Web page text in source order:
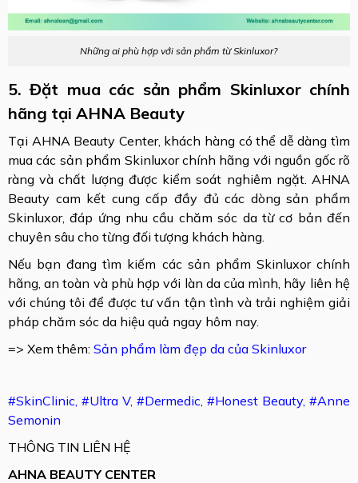
Những ai phù hợp với sản phẩm từ Skinluxor?
5. Đặt mua các sản phẩm Skinluxor chính
hãng tại AHNA Beauty
Tại AHNA Beauty Center, khách hàng có thể dễ dàng tìm
mua các sản phẩm Skinluxor chính hãng với nguồn gốc rõ
ràng và chất lượng được kiểm soát nghiêm ngặt. AHNA
Beauty cam kết cung cấp đầy đủ các dòng sản phẩm
Skinluxor, đáp ứng nhu cầu chăm sóc da từ cơ bản đến
chuyên sâu cho từng đối tượng khách hàng.
Nếu bạn đang tìm kiếm các sản phẩm Skinluxor chính
hãng, an toàn và phù hợp với làn da của mình, hãy liên hệ
với chúng tôi để được tư vấn tận tình và trải nghiệm giải
pháp chăm sóc da hiệu quả ngay hôm nay.
=> Xem thêm: Sản phẩm làm đẹp da của Skinluxor
#SkinClinic , #Ultra V, #Dermedic , #Honest Beauty, #Anne
Semonin
THÔNG TIN LIÊN HỆ
AHNA BEAUTY CENTER